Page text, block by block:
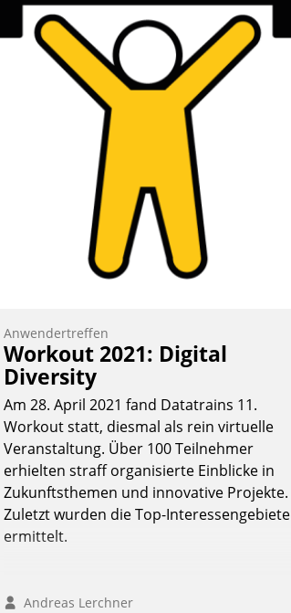
Anwendertreffen
Workout 2021: Digital
Diversity
Am 28. April 2021 fand Datatrains 11.
Workout statt, diesmal als rein virtuelle
Veranstaltung. Über 100 Teilnehmer
erhielten straff organisierte Einblicke in
Zukunftsthemen und innovative Projekte.
Zuletzt wurden die Top-Interessengebiete
ermittelt.
Andreas Lerchner